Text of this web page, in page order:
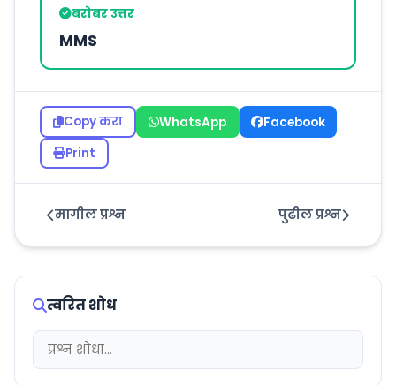
बरोबर उत्तर
MMS
Copy करा WhatsApp
Facebook
Print
मागील प्रश्न पुढील प्रश्न
त्वरित शोध